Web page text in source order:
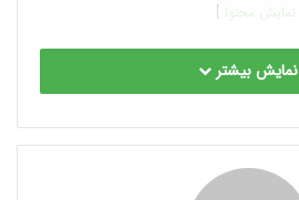
نمایش محتوا
بر گرفته ازکلمه لاتین
اندازه گیری فواصل زمانی) که
ساعت های کورنوگراف می نامند به
نمایش بیشتر